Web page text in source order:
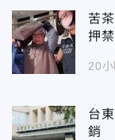
苦
押禁
20小
台
銷